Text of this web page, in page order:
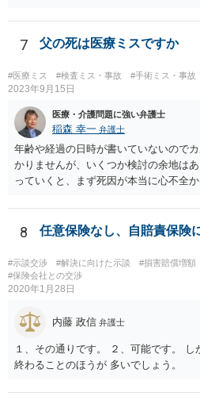
いたほうが良いと思われます。
7 父の死は医療ミスですか
#医療ミス #検査ミス・事故 #手術ミス・事故
2023年9月15日
医療・介護問題に強い弁護士
稲森 幸一 弁護士
年齢や経過の日時が書いていないので
かりませんが、いくつか検討の余地は
っていくと、まず死因が本当に心不全
こまでしたのか、またしたとして死亡
関係の問題もあります。 さらに遡ると
前は問題なさそうですが、転院が多い
のかも一応は検討材料だと思います。
にカルテ等を持って行って相談された
8 任意保険なし、自賠責保険
#示談交渉 #解決に向けた示談 #損害賠償増額
#保険会社との交渉
2020年1月28日
内藤 政信 弁護士
１、その通りです。 ２、可能です。
終わることのほうが 多いでしょう。